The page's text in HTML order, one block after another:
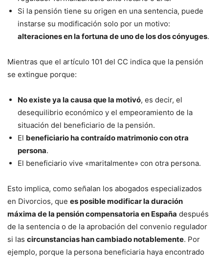
Si la pensión tiene su origen en una sentencia, puede
instarse su modificación solo por un motivo:
alteraciones en la fortuna de uno de los dos cónyuges.
Mientras que el artículo 101 del CC indica que la pensión
se extingue porque:
No existe ya la causa que la motivó, es decir, el
desequilibrio económico y el empeoramiento de la
situación del beneficiario de la pensión.
El beneficiario ha contraído matrimonio con otra
persona.
El beneficiario vive «maritalmente» con otra persona.
Esto implica, como señalan los abogados especializados
en Divorcios, que es posible modificar la duración
máxima de la pensión compensatoria en España después
de la sentencia o de la aprobación del convenio regulador
si las circunstancias han cambiado notablemente. Por
ejemplo, porque la persona beneficiaria haya encontrado